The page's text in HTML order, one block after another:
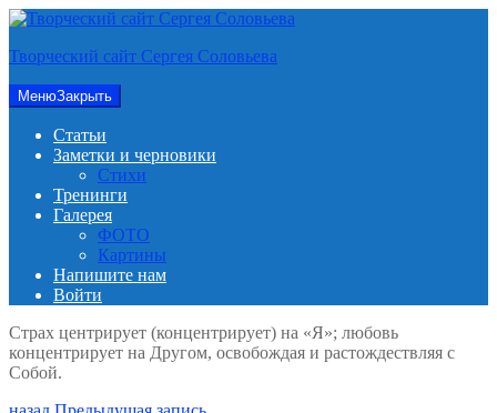
Перейти
содержимому
Творческий сайт Сергея Соловьева
МенюЗакрыть
Статьи
Заметки и черновики
Стихи
Тренинги
Галерея
ФОТО
Картины
Напишите нам
Войти
Страх центрирует (концентрирует) на «Я»; любовь
концентрирует на Другом, освобождая и растождествляя с
Собой.
Предыдущая